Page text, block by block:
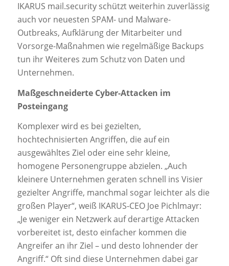
IKARUS mail.security schützt weiterhin zuverlässig
auch vor neuesten SPAM- und Malware-
Outbreaks, Aufklärung der Mitarbeiter und
Vorsorge-Maßnahmen wie regelmäßige Backups
tun ihr Weiteres zum Schutz von Daten und
Unternehmen.
Maßgeschneiderte Cyber-Attacken im
Posteingang
Komplexer wird es bei gezielten,
hochtechnisierten Angriffen, die auf ein
ausgewähltes Ziel oder eine sehr kleine,
homogene Personengruppe abzielen. „Auch
kleinere Unternehmen geraten schnell ins Visier
gezielter Angriffe, manchmal sogar leichter als die
großen Player“, weiß IKARUS-CEO Joe Pichlmayr:
„Je weniger ein Netzwerk auf derartige Attacken
vorbereitet ist, desto einfacher kommen die
Angreifer an ihr Ziel – und desto lohnender der
Angriff.“ Oft sind diese Unternehmen dabei gar